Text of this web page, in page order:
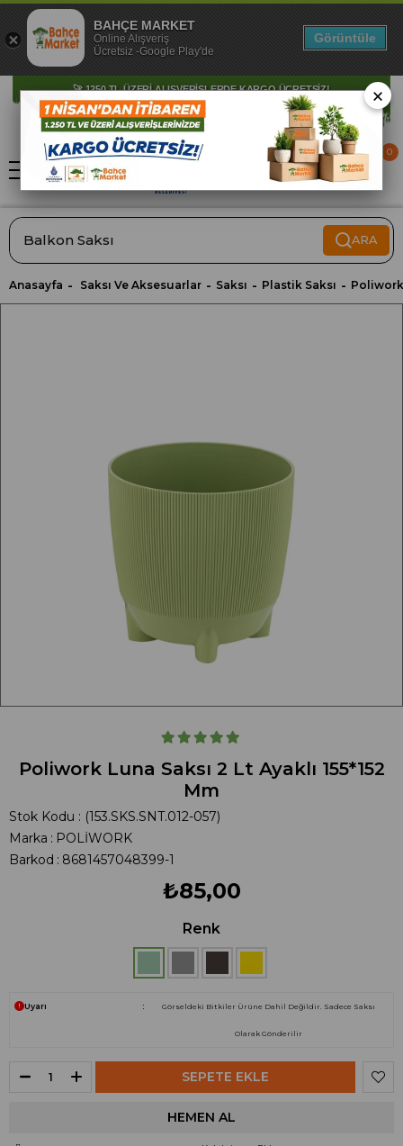
🚀 1250 TL ÜZERİ ALIŞVERİŞLERDE KARGO ÜCRETSİZ!
ARA
0
Anasayfa Saksı Ve Aksesuarlar Saksı Plastik Saksı
Poliwork Luna Saksı 2 Lt Ayaklı 155*152
Mm
Stok Kodu
(153.SKS.SNT.012-057)
Marka : POLİWORK
Barkod : 8681457048399-1
₺85,00
Renk
Uyarı Görseldeki Bitkiler Ürüne Dahil Değildir. Sadece Saksı
Olarak Gönderilir
×
BAHÇE MARKET
Online Alışveriş
Ücretsiz -Google Play'de
Görüntüle